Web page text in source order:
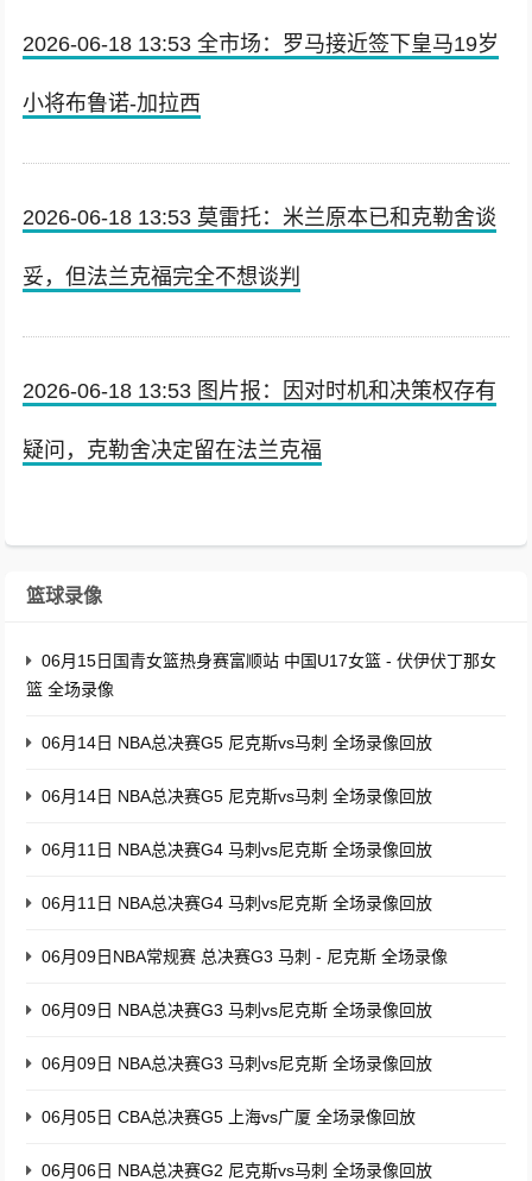
2026-06-18 13:53 全市场：罗马接近签下皇马19岁
小将布鲁诺-加拉西
2026-06-18 13:53 莫雷托：米兰原本已和克勒舍谈
妥，但法兰克福完全不想谈判
2026-06-18 13:53 图片报：因对时机和决策权存有
疑问，克勒舍决定留在法兰克福
篮球录像
06月15日国青女篮热身赛富顺站 中国U17女篮 - 伏伊伏丁那女
篮 全场录像
06月14日 NBA总决赛G5 尼克斯vs马刺 全场录像回放
06月14日 NBA总决赛G5 尼克斯vs马刺 全场录像回放
06月11日 NBA总决赛G4 马刺vs尼克斯 全场录像回放
06月11日 NBA总决赛G4 马刺vs尼克斯 全场录像回放
06月09日NBA常规赛 总决赛G3 马刺 - 尼克斯 全场录像
06月09日 NBA总决赛G3 马刺vs尼克斯 全场录像回放
06月09日 NBA总决赛G3 马刺vs尼克斯 全场录像回放
06月05日 CBA总决赛G5 上海vs广厦 全场录像回放
06月06日 NBA总决赛G2 尼克斯vs马刺 全场录像回放